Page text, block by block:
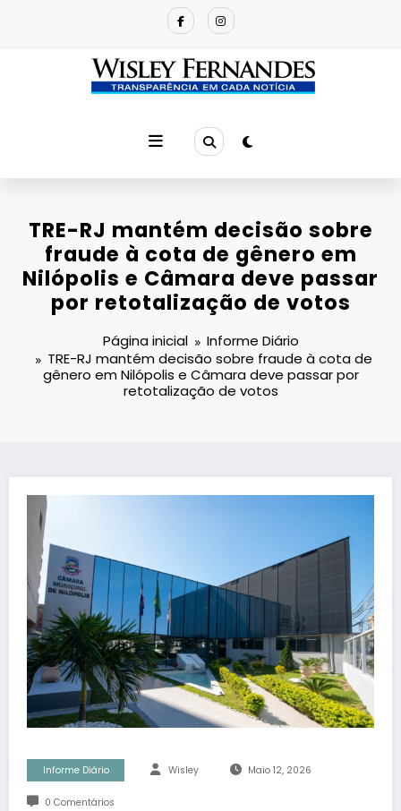
TRE-RJ mantém decisão sobre
fraude à cota de gênero em
Nilópolis e Câmara deve passar
por retotalização de votos
Página inicial
Informe Diário
TRE-RJ mantém decisão sobre fraude à cota de
gênero em Nilópolis e Câmara deve passar por
retotalização de votos
Informe Diário Wisley Maio 12, 2026
0 Comentários